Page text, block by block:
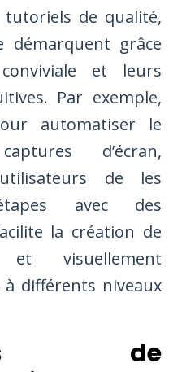
tutoriels de qualité,
démarquent grâce
et leurs
Par exemple,
automatiser le
d’écran,
de les
avec des
la création de
visuellement
différents niveaux
de